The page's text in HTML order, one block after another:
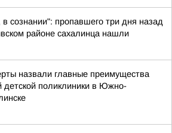
сознании": пропавшего три дня назад
районе сахалинца нашли
назвали главные преимущества
детской поликлиники в Южно-